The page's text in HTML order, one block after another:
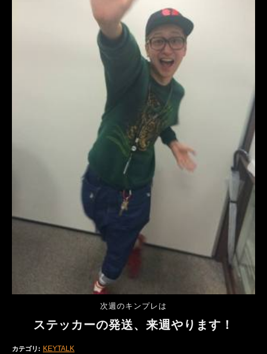
次週のキンプレは
ステッカーの発送、来週やります！
カテゴリ : KEYTALK